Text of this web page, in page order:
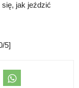
jak jeździć
5]